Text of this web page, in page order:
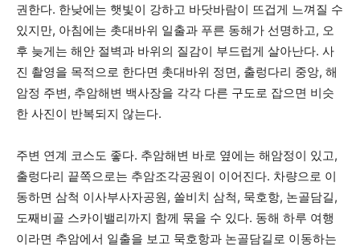
권한다. 한낮에는 햇빛이 강하고 바닷바람이 뜨겁게 느껴질 수
있지만, 아침에는 촛대바위 일출과 푸른 동해가 선명하고, 오
후 늦게는 해안 절벽과 바위의 질감이 부드럽게 살아난다. 사
진 촬영을 목적으로 한다면 촛대바위 정면, 출렁다리 중앙, 해
암정 주변, 추암해변 백사장을 각각 다른 구도로 잡으면 비슷
한 사진이 반복되지 않는다.
주변 연계 코스도 좋다. 추암해변 바로 옆에는 해암정이 있고,
출렁다리 끝쪽으로는 추암조각공원이 이어진다. 차량으로 이
동하면 삼척 이사부사자공원, 쏠비치 삼척, 묵호항, 논골담길,
도째비골 스카이밸리까지 함께 묶을 수 있다. 동해 하루 여행
이라면 추암에서 일출을 보고 묵호항과 논골담길로 이동하는